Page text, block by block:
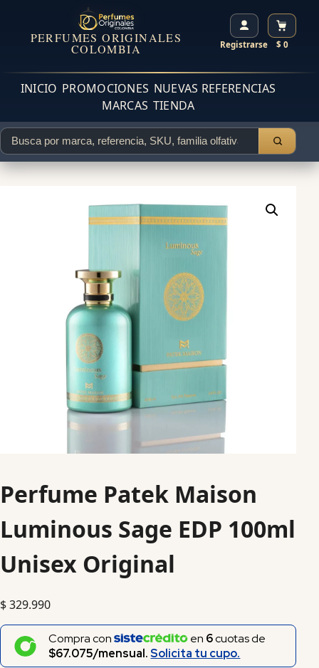
PERFUMES ORIGINALES
COLOMBIA Registrarse $ 0
INICIO PROMOCIONES NUEVAS REFERENCIAS
MARCAS TIENDA
Perfume Patek Maison
Luminous Sage EDP 100ml
Unisex Original
$329.990
Compra con en 6cuotas de
$67.075/mensual.Solicita tu cupo.